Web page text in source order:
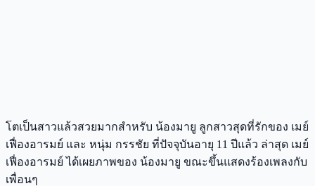
โตเป็นสาวแล้วสวยมากสำหรับ น้องมายู ลูกสาวสุดที่รักของ เมย์
เฟื่องอารมย์ และ หนุ่ม กรรชัย ที่ปัจจุบันอายุ 11 ปีแล้ว ล่าสุด เมย์
เฟื่องอารมย์ ได้เผยภาพของ น้องมายู ขณะขึ้นแสดงร้องเพลงกับ
เพื่อนๆ